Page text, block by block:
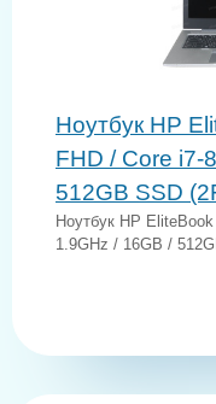
Ноутбук HP
FHD / Core i7-
512GB SSD
Ноутбук HP
1.9GHz / 16GB /